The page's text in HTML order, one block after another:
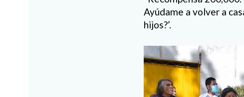
Ayúdame a volver a
hijos?’.